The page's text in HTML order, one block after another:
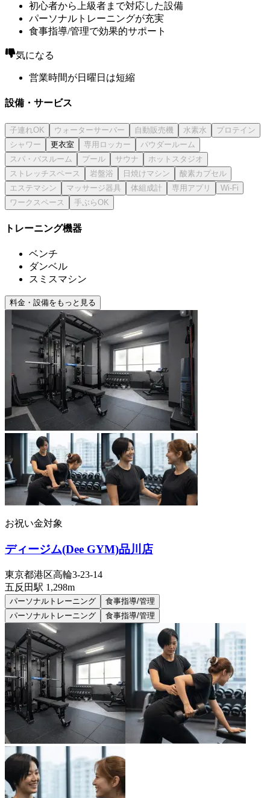
初心者から上級者まで対応した設備
パーソナルトレーニングが充実
食事指導/管理で効果的サポート
気になる
営業時間が日曜日は短縮
設備・サービス
更衣室
トレーニング機器
ベンチ
ダンベル
スミスマシン
料金・設備をもっと見る
お祝い金対象
ディージム(Dee GYM)品川店
東京都港区高輪3-23-14
五反田駅 1,298m
パーソナルトレーニング
食事指導/管理
パーソナルトレーニング
食事指導/管理